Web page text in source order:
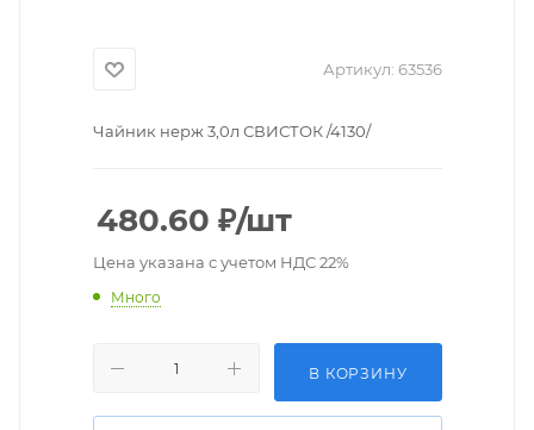
Артикул: 63536
Чайник нерж 3,0л СВИСТОК /4130/
480.60 ₽/шт
Цена указана с учетом НДС 22%
Много
В КОРЗИНУ